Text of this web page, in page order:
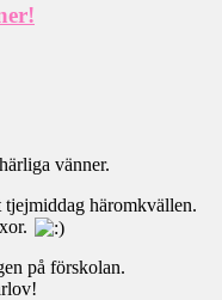
vänner.
häromkvällen.
på förskolan.